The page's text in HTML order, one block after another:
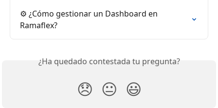
⚙️ ¿Cómo gestionar un Dashboard en
Ramaflex?
¿Ha quedado contestada tu pregunta?
😞 😐 😃